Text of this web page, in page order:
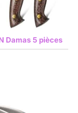
Damas 5 pièces